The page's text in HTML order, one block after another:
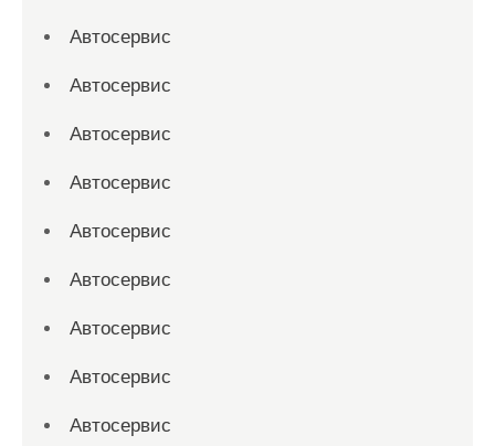
Автосервис
Автосервис
Автосервис
Автосервис
Автосервис
Автосервис
Автосервис
Автосервис
Автосервис